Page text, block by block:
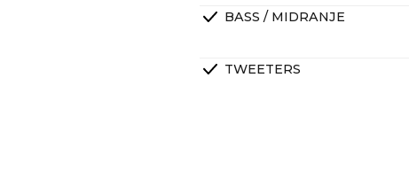
BASS / MIDRANJE
TWEETERS